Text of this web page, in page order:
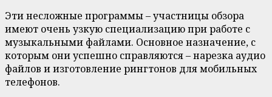
Эти несложные программы – участницы обзора
имеют очень узкую специализацию при работе с
музыкальными файлами. Основное назначение, с
которым они успешно справляются – нарезка аудио
файлов и изготовление рингтонов для мобильных
телефонов.